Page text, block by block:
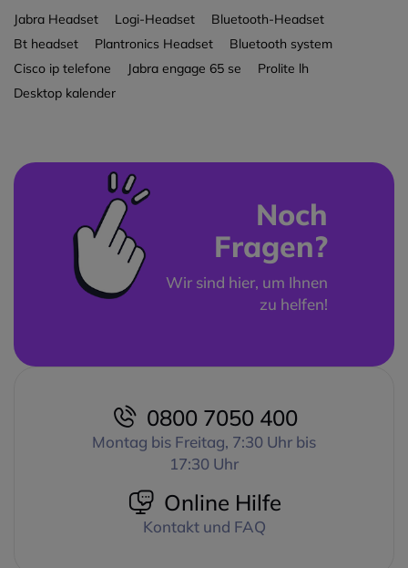
Jabra Headset Logi-Headset
Bluetooth-Headset
Bt headset
Plantronics Headset
Bluetooth system
Cisco ip telefone
Jabra engage 65 se
Prolite lh
Desktop kalender
Noch
Fragen?
Wir sind hier, um Ihnen
zu helfen!
0800 7050 400
Montag bis Freitag, 7:30 Uhr bis
17:30 Uhr
Online Hilfe
Kontakt und FAQ